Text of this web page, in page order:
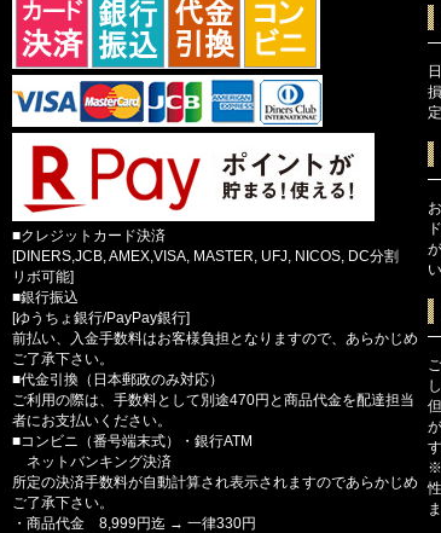
■クレジットカード決済
[DINERS,JCB, AMEX,VISA, MASTER, UFJ, NICOS, DC分割
リボ可能]
■銀行振込
[ゆうちょ銀行/PayPay銀行]
前払い、入金手数料はお客様負担となりますので、あらかじめ
ご了承下さい。
■代金引換（日本郵政のみ対応）
ご利用の際は、手数料として別途470円と商品代金を配達担当
者にお支払いください。
■コンビニ（番号端末式）・銀行ATM
ネットバンキング決済
所定の決済手数料が自動計算され表示されますのであらかじめ
ご了承下さい。
・商品代金 8,999円迄 → 一律330円
す
※